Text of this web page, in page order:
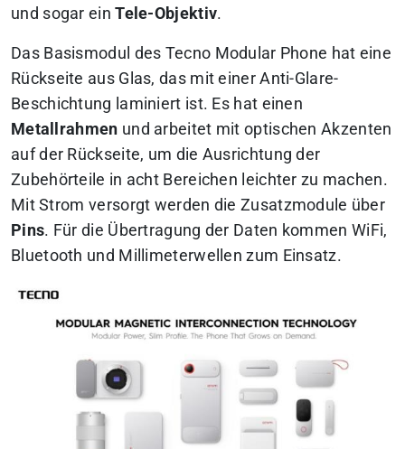
und sogar einTele-Objektiv.
Das Basismodul des Tecno Modular Phone hat eine
Rückseite aus Glas, das mit einer Anti-Glare-
Beschichtung laminiert ist. Es hat einen
Metallrahmen und arbeitet mit optischen Akzenten
auf der Rückseite, um die Ausrichtung der
Zubehörteile in acht Bereichen leichter zu machen.
Mit Strom versorgt werden die Zusatzmodule über
Pins. Für die Übertragung der Daten kommen WiFi,
Bluetooth und Millimeterwellen zum Einsatz.